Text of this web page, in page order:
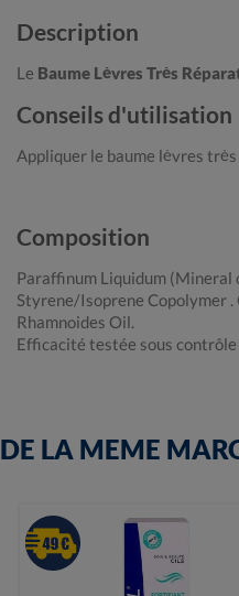
Description
Le Baume Lèvres Très
Conseils d'utilisation
Appliquer le baume lèvres
Composition
Paraffinum Liquidum (Mineral
Styrene/Isoprene Copolymer .
Rhamnoides Oil.
Efficacité testée sous
DE LA MEME